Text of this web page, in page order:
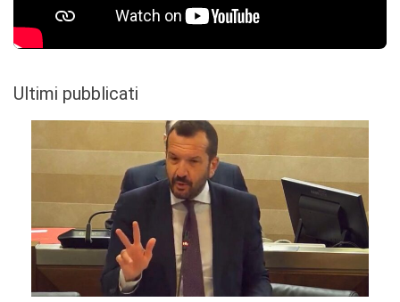
Ultimi pubblicati